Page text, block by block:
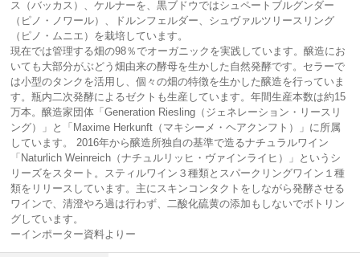
ス（バッカス）、ケルナーを、黒ブドウではシュペートブルグンダー
（ピノ・ノワール）、ドルンフェルダー、シュヴァルツリースリング
（ピノ・ムニエ）を栽培しています。
現在では管理する畑の98％でオーガニックを実践しています。醸造にお
いても大部分がぶどう畑由来の酵母を生かした自然発酵です。セラーで
は小型のタンクを活用し、個々の畑の特徴を生かした醸造を行っていま
す。瓶内二次発酵によるゼクトも生産しています。年間生産本数は約15
万本。醸造家団体「Generation Riesling（ジェネレーション・リースリ
ング）」と「Maxime Herkunft（マキシーメ・ヘアクンフト）」に所属
しています。 2016年から醸造所独自の基準で造るナチュラルワイン
「Naturlich Weinreich（ナチュルリッヒ・ヴァインライヒ）」というシ
リーズをスタート。スティルワイン３種類とスパークリングワイン１種
類をリリースしています。主にスキンコンタクトをしながら発酵させる
ワインで、清澄やろ過は行わず、二酸化硫黄の添加もしないでボトリン
グしています。
ーインポーター資料よりー